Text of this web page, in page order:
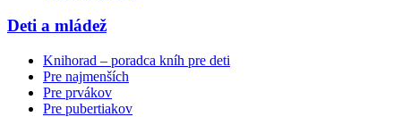
Deti a mládež
Knihorad – poradca kníh pre deti
Pre najmenších
Pre prvákov
Pre pubertiakov